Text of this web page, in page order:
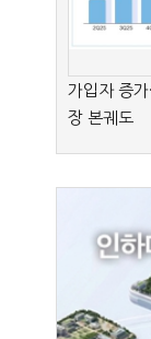
가입자 증
장 본궤도